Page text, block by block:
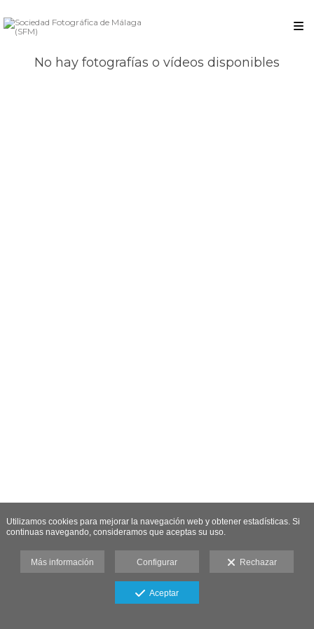
No hay fotografías o vídeos disponibles
Utilizamos cookies para mejorar la navegación web y obtener estadísticas. Si
continuas navegando, consideramos que aceptas su uso.
Más información Configurar Rechazar
Aceptar